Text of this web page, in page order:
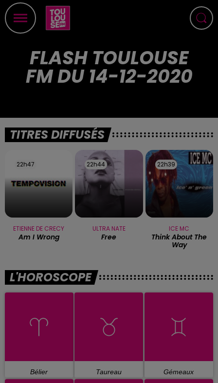
FLASH TOULOUSE
FM DU 14-12-2020
TITRES DIFFUSÉS
22h47
22h47
ETIENNE DE CRECY
Am I Wrong
22h44
22h44
ULTRA NATE
Free
22h39
22h39
ICE MC
Think About The
Way
L'HOROSCOPE
Bélier Taureau Gémeaux